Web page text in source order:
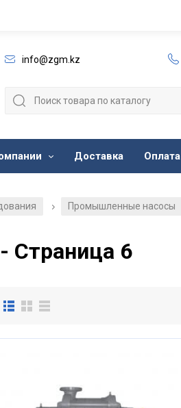
info@zgm.kz
Доставка Оплата
/ Промышленные насосы
Страница 6